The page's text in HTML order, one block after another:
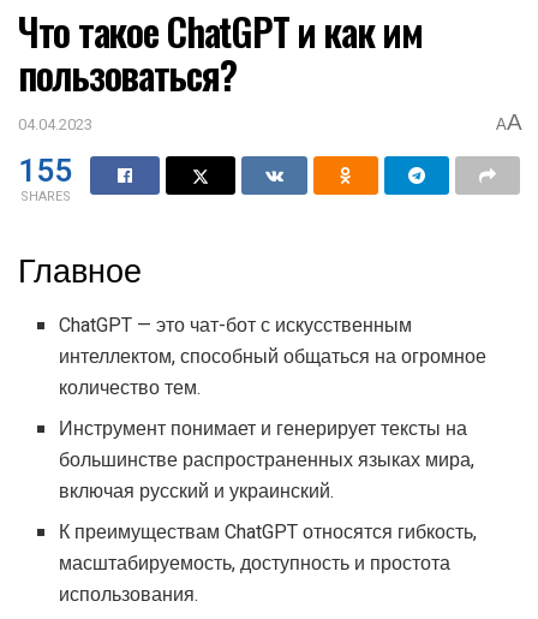
Что такое ChatGPT и как им
пользоваться?
04.04.2023 AA
155
SHARES
Главное
ChatGPT — это чат-бот с искусственным
интеллектом, способный общаться на огромное
количество тем.
Инструмент понимает и генерирует тексты на
большинстве распространенных языках мира,
включая русский и украинский.
К преимуществам ChatGPT относятся гибкость,
масштабируемость, доступность и простота
использования.